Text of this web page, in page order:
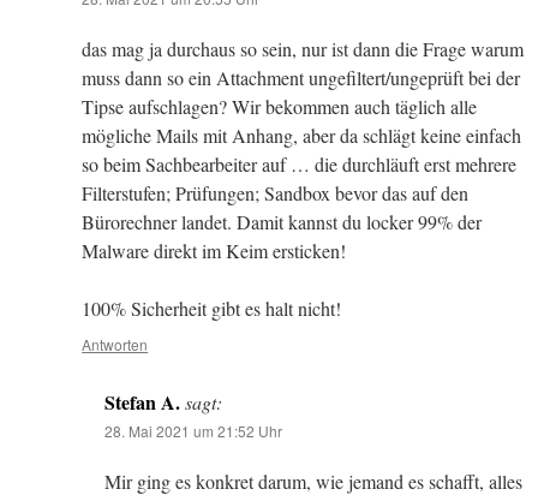
das mag ja durchaus so sein, nur ist dann die Frage warum
muss dann so ein Attachment ungefiltert/ungeprüft bei der
Tipse aufschlagen? Wir bekommen auch täglich alle
mögliche Mails mit Anhang, aber da schlägt keine einfach
so beim Sachbearbeiter auf … die durchläuft erst mehrere
Filterstufen; Prüfungen; Sandbox bevor das auf den
Bürorechner landet. Damit kannst du locker 99% der
Malware direkt im Keim ersticken!
100% Sicherheit gibt es halt nicht!
Antworten
Stefan A.sagt:
28. Mai 2021 um 21:52 Uhr
Mir ging es konkret darum, wie jemand es schafft, alles